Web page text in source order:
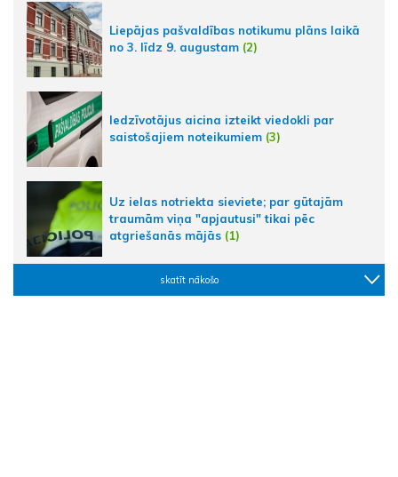
Liepājas pašvaldības notikumu plāns laikā
no 3. līdz 9. augustam (2)
Iedzīvotājus aicina izteikt viedokli par
saistošajiem noteikumiem (3)
Uz ielas notriekta sieviete; par gūtajām
traumām viņa "apjautusi" tikai pēc
atgriešanās mājās (1)
skatīt nākošo